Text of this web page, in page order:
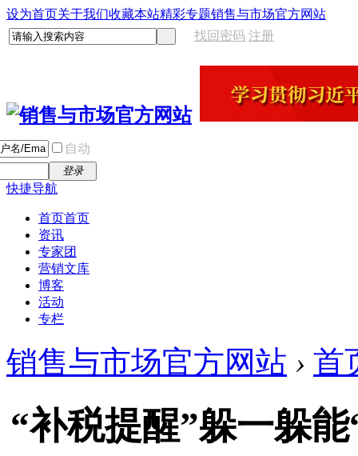
设为首页关于我们收藏本站精彩专题销售与市场官方网站
找回密码 注册
自动
登录
快捷导航
首页首页
资讯
专家团
营销文库
博客
活动
专栏
销售与市场官方网站 › 首
“补税提醒”躲一躲